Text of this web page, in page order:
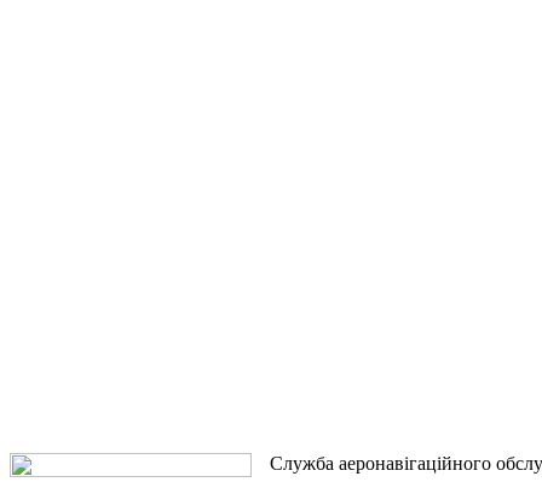
Служба аеронавігаційного